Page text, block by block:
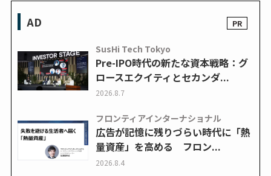
AD
SusHi Tech Tokyo
Pre-IPO時代の新たな資本戦略：グ
ロースエクイティとセカンダ...
2026.8.7
フロンティアインターナショナル
広告が記憶に残りづらい時代に「熱
量資産」を高める フロン...
2026.8.4